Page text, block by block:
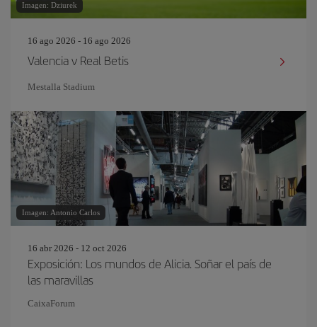
Imagen: Dziurek
16 ago 2026 - 16 ago 2026
Valencia v Real Betis
Mestalla Stadium
Imagen: Antonio Carlos
16 abr 2026 - 12 oct 2026
Exposición: Los mundos de Alicia. Soñar el país de
las maravillas
CaixaForum